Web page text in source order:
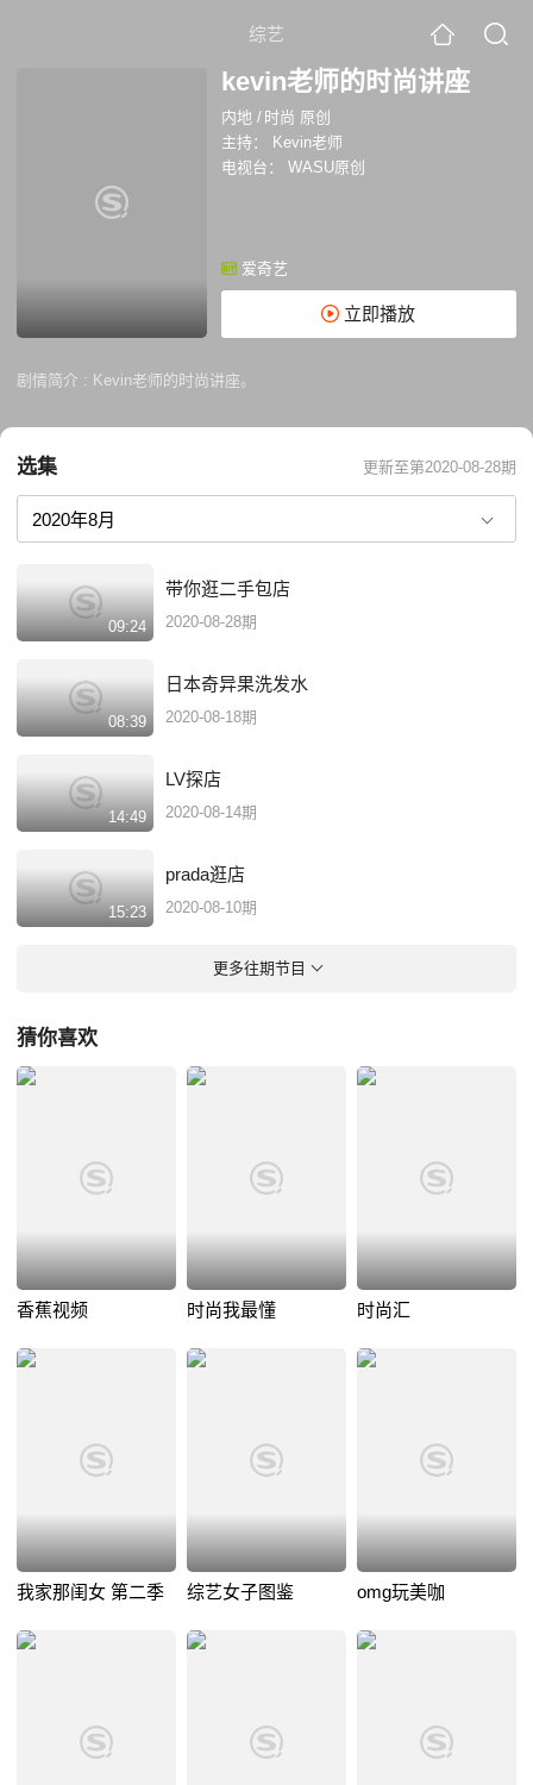
综艺
kevin老师的时尚讲座
内地 / 时尚 原创
主持：
Kevin老师
电视台：
WASU原创
爱奇艺
立即播放
剧情简介 : Kevin老师的时尚讲座。
选集 更新至第2020-08-28期
09:24
带你逛二手包店
2020-08-28期
08:39
日本奇异果洗发水
2020-08-18期
14:49
LV探店
2020-08-14期
15:23
prada逛店
2020-08-10期
更多往期节目
猜你喜欢
香蕉视频 时尚我最懂 时尚汇
我家那闺女 第二季 综艺女子图鉴 omg玩美咖